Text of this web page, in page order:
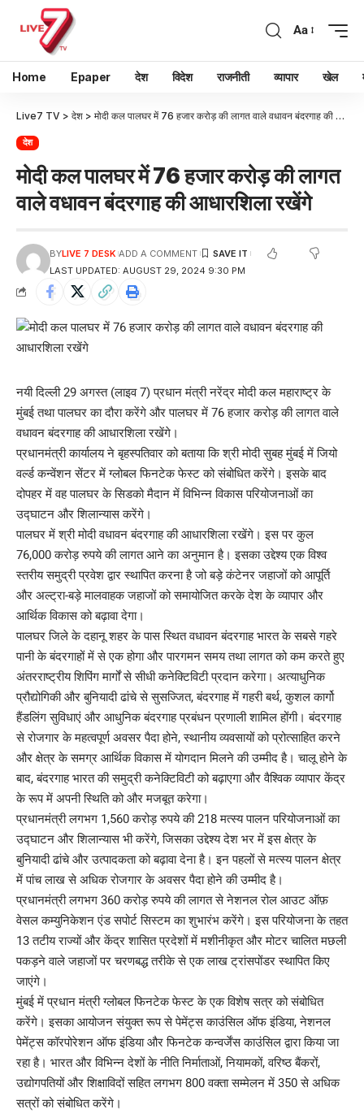
Aa
Home Epaper देश विदेश राजनीती व्यापार खेल
Live7 TV > देश > मोदी कल पालघर में 76 हजार करोड़ की लागत वाले वधावन बंदरगाह की आधारशिला रखेंगे
देश
मोदी कल पालघर में 76 हजार करोड़ की लागत
वाले वधावन बंदरगाह की आधारशिला रखेंगे
LAST UPDATED: AUGUST 29, 2024 9:30 PM
BYLIVE 7 DESK ADD A COMMENT
नयी दिल्ली 29 अगस्त (लाइव 7) प्रधान मंत्री नरेंद्र मोदी कल महाराष्ट्र के
मुंबई तथा पालघर का दौरा करेंगे और पालघर में 76 हजार करोड़ की लागत वाले
वधावन बंदरगाह की आधारशिला रखेंगे।
प्रधानमंत्री कार्यालय ने बृहस्पतिवार को बताया कि श्री मोदी सुबह मुंबई में जियो
वर्ल्ड कन्वेंशन सेंटर में ग्लोबल फिनटेक फेस्ट को संबोधित करेंगे। इसके बाद
दोपहर में वह पालघर के सिडको मैदान में विभिन्न विकास परियोजनाओं का
उद्घाटन और शिलान्यास करेंगे।
पालघर में श्री मोदी वधावन बंदरगाह की आधारशिला रखेंगे। इस पर कुल
76,000 करोड़ रुपये की लागत आने का अनुमान है। इसका उद्देश्य एक विश्व
स्तरीय समुद्री प्रवेश द्वार स्थापित करना है जो बड़े कंटेनर जहाजों को आपूर्ति
और अल्ट्रा-बड़े मालवाहक जहाजों को समायोजित करके देश के व्यापार और
आर्थिक विकास को बढ़ावा देगा।
पालघर जिले के दहानू शहर के पास स्थित वधावन बंदरगाह भारत के सबसे गहरे
पानी के बंदरगाहों में से एक होगा और पारगमन समय तथा लागत को कम करते हुए
अंतरराष्ट्रीय शिपिंग मार्गों से सीधी कनेक्टिविटी प्रदान करेगा। अत्याधुनिक
प्रौद्योगिकी और बुनियादी ढांचे से सुसज्जित, बंदरगाह में गहरी बर्थ, कुशल कार्गो
हैंडलिंग सुविधाएं और आधुनिक बंदरगाह प्रबंधन प्रणाली शामिल होंगी। बंदरगाह
से रोजगार के महत्वपूर्ण अवसर पैदा होने, स्थानीय व्यवसायों को प्रोत्साहित करने
और क्षेत्र के समग्र आर्थिक विकास में योगदान मिलने की उम्मीद है। चालू होने के
बाद, बंदरगाह भारत की समुद्री कनेक्टिविटी को बढ़ाएगा और वैश्विक व्यापार केंद्र
के रूप में अपनी स्थिति को और मजबूत करेगा।
प्रधानमंत्री लगभग 1,560 करोड़ रुपये की 218 मत्स्य पालन परियोजनाओं का
उद्घाटन और शिलान्यास भी करेंगे, जिसका उद्देश्य देश भर में इस क्षेत्र के
बुनियादी ढांचे और उत्पादकता को बढ़ावा देना है। इन पहलों से मत्स्य पालन क्षेत्र
में पांच लाख से अधिक रोजगार के अवसर पैदा होने की उम्मीद है।
प्रधानमंत्री लगभग 360 करोड़ रुपये की लागत से नेशनल रोल आउट ऑफ़
वेसल कम्युनिकेशन एंड सपोर्ट सिस्टम का शुभारंभ करेंगे। इस परियोजना के तहत
13 तटीय राज्यों और केंद्र शासित प्रदेशों में मशीनीकृत और मोटर चालित मछली
पकड़ने वाले जहाजों पर चरणबद्ध तरीके से एक लाख ट्रांसपोंडर स्थापित किए
जाएंगे।
मुंबई में प्रधान मंत्री ग्लोबल फिनटेक फेस्ट के एक विशेष सत्र को संबोधित
करेंगे। इसका आयोजन संयुक्त रूप से पेमेंट्स काउंसिल ऑफ इंडिया, नेशनल
पेमेंट्स कॉरपोरेशन ऑफ इंडिया और फिनटेक कन्वर्जेंस काउंसिल द्वारा किया जा
रहा है। भारत और विभिन्न देशों के नीति निर्माताओं, नियामकों, वरिष्ठ बैंकरों,
उद्योगपतियों और शिक्षाविदों सहित लगभग 800 वक्ता सम्मेलन में 350 से अधिक
सत्रों को संबोधित करेंगे।